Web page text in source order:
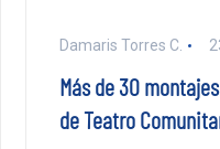
Damaris Torres C.
Más de 30
de Teatro